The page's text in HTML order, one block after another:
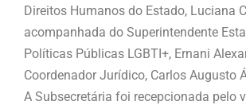
Direitos Humanos do Estado, Luciana
acompanhada do Superintendente
Políticas Públicas LGBTI+, Ernani
Coordenador Jurídico, Carlos Augusto
A Subsecretária foi recepcionada pelo